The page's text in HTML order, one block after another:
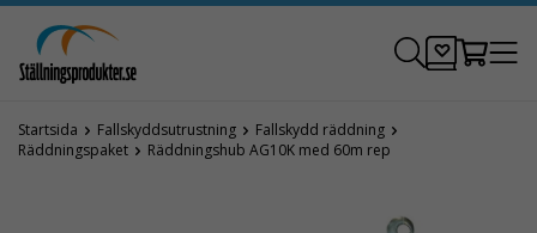
Startsida Fallskyddsutrustning
Fallskydd räddning
Räddningspaket
Räddningshub AG10K med 60m rep